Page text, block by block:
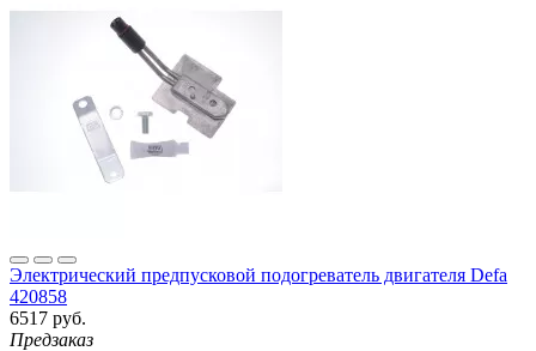
Электрический предпусковой подогреватель двигателя Defa
420858
6517 руб.
Предзаказ